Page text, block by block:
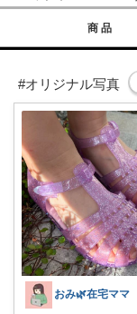
商品
#オリジナル写真
おみ🌿在宅ママ